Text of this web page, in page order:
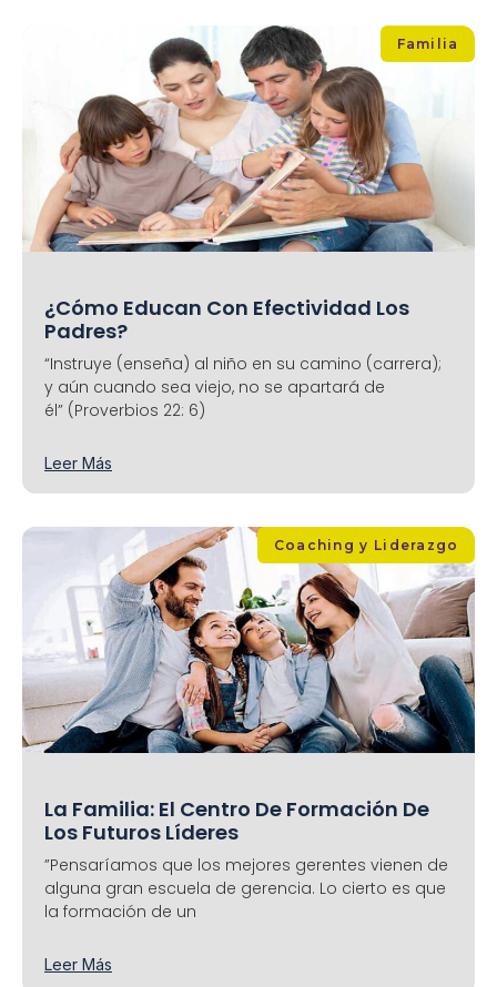
Familia
¿Cómo Educan Con Efectividad Los
Padres?
“Instruye (enseña) al niño en su camino (carrera);
y aún cuando sea viejo, no se apartará de
él” (Proverbios 22: 6)
Leer Más
Coaching y Liderazgo
La Familia: El Centro De Formación De
Los Futuros Líderes
”Pensaríamos que los mejores gerentes vienen de
alguna gran escuela de gerencia. Lo cierto es que
la formación de un
Leer Más